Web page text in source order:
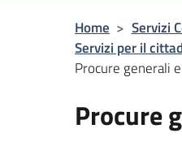
Home > Servizi
Servizi per il
Procure generali
Procure